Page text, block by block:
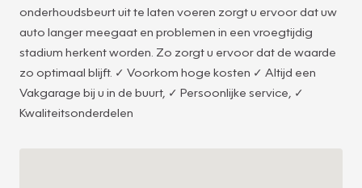
onderhoudsbeurt uit te laten voeren zorgt u ervoor dat uw
auto langer meegaat en problemen in een vroegtijdig
stadium herkent worden. Zo zorgt u ervoor dat de waarde
zo optimaal blijft. ✓ Voorkom hoge kosten ✓ Altijd een
Vakgarage bij u in de buurt, ✓ Persoonlijke service, ✓
Kwaliteitsonderdelen
8